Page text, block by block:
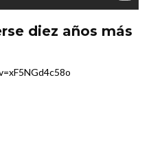
diez años más